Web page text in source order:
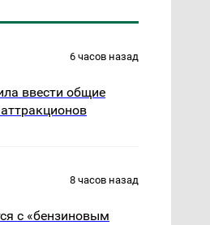
6 часов назад
ввести общие
8 часов назад
с «бензиновым